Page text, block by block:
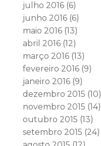
julho 2016(6)
junho 2016(6)
maio 2016(13)
abril 2016(12)
março 2016(13)
fevereiro 2016(9)
janeiro 2016(9)
dezembro 2015 (10)
novembro 2015 (14)
outubro 2015 (13)
setembro 2015 (24)